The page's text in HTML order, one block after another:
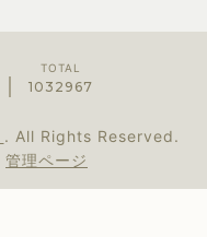
TOTAL
1032967
. All Rights Reserved.
管理ページ